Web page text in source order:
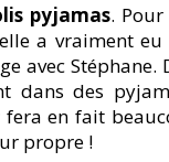
pyjamas.
a vraiment
avec Stéphane.
dans des
fera en fait
propre !